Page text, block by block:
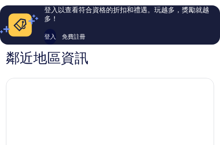
則
評
則
評
登入以查看符合資格的折扣和禮遇。玩越多，獎勵就越
多！
登入 免費註冊
鄰近地區資訊